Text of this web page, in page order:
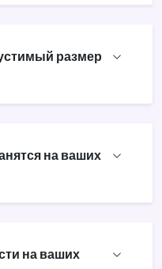
размер
на ваших
на ваших